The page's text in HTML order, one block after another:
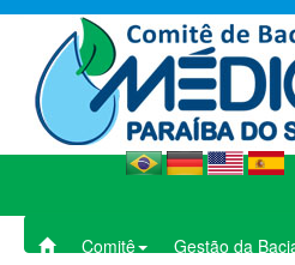
Comitê Gestão da